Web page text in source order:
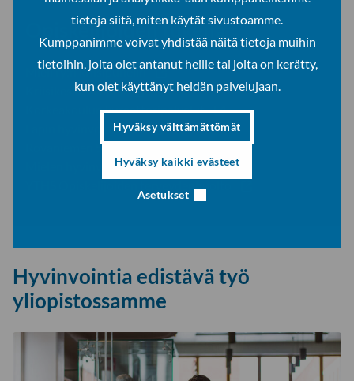
tietoja siitä, miten käytät sivustoamme.
Kumppanimme voivat yhdistää näitä tietoja muihin
tietoihin, joita olet antanut heille tai joita on kerätty,
kun olet käyttänyt heidän palvelujaan.
Hyväksy välttämättömät
Hyväksy kaikki evästeet
Asetukset
Opiskelijoiden tukena
Mieli ry:n kriisipuhelin
Kriisikeskus Lappi
Korkeakoulun kuraattoripalvelut
Lapin hyvinvointialue
Rovaniemen SRK:n opiskelijatoiminta
Mielen hyvinvointia Nyyti ry
Hyvinvointia edistävä työ
yliopistossamme